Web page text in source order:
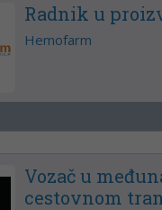
Radnik u
Hemofarm
Vozač u
cestovnom